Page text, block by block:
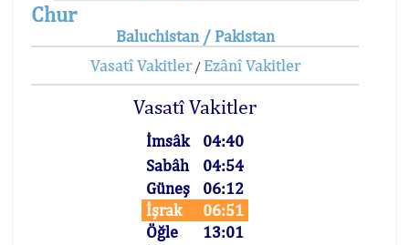
Chur
Baluchistan / Pakistan
Vasatî Vakitler/ Ezânî Vakitler
Vasatî Vakitler
İmsâk
04:40
Sabâh
04:54
Güneş
06:12
İşrak
06:51
Öğle
13:01